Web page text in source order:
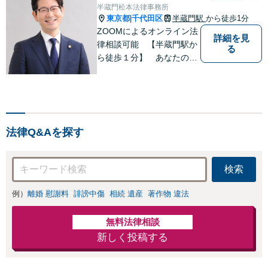
半蔵門松本法律事務所
東京都 千代田区 半蔵門駅 から徒歩1分
ZOOMによるオンライン法
律相談可能 【半蔵門駅か
ら徒歩１分】 あなたの心
詳細を見
る
法律Q&Aを探す
検索
例） 離婚 慰謝料 誹謗中傷 相続 遺産 著作物 違法
無料法律相談
新しく投稿する